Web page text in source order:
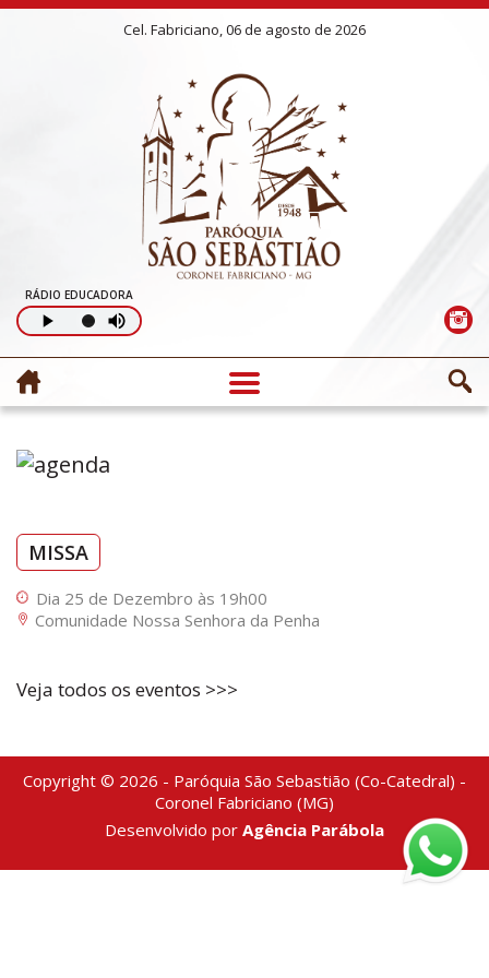
Cel. Fabriciano, 06 de agosto de 2026
RÁDIO EDUCADORA
MISSA
Dia 25 de Dezembro às 19h00
Comunidade Nossa Senhora da Penha
Veja todos os eventos >>>
Copyright © 2026 - Paróquia São Sebastião (Co-Catedral) -
Coronel Fabriciano (MG)
Desenvolvido por Agência Parábola